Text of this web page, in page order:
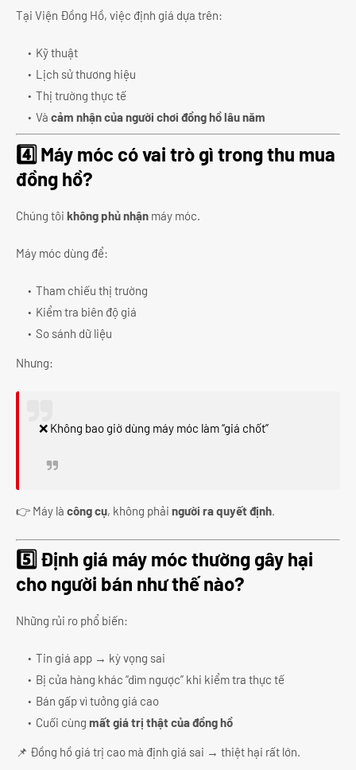
Tại Viện Đồng Hồ, việc định giá dựa trên:
Kỹ thuật
Lịch sử thương hiệu
Thị trường thực tế
Và cảm nhận của người chơi đồng hồ lâu năm
4️⃣ Máy móc có vai trò gì trong thu mua
đồng hồ?
Chúng tôi không phủ nhận máy móc.
Máy móc dùng để:
Tham chiếu thị trường
Kiểm tra biên độ giá
So sánh dữ liệu
Nhưng:
❌ Không bao giờ dùng máy móc làm “giá chốt”
👉 Máy là công cụ, không phải người ra quyết định
5️⃣ Định giá máy móc thường gây hại
cho người bán như thế nào?
Những rủi ro phổ biến:
Tin giá app → kỳ vọng sai
Bị cửa hàng khác “dìm ngược” khi kiểm tra thực tế
Bán gấp vì tưởng giá cao
Cuối cùng mất giá trị thật của đồng hồ
📌 Đồng hồ giá trị cao mà định giá sai → thiệt hại rất lớn.